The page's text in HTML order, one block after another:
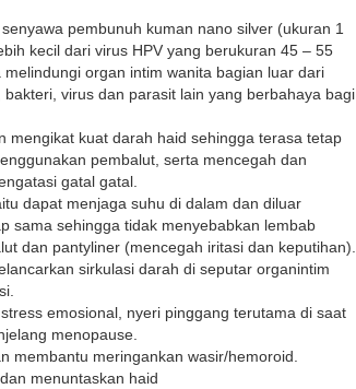
pembunuh kuman nano silver (ukuran 1
kecil dari virus HPV yang berukuran 45 – 55
melindungi organ intim wanita bagian luar dari
bakteri, virus dan parasit lain yang berbahaya bagi
mengikat kuat darah haid sehingga terasa tetap
pembalut, serta mencegah dan
gatal gatal.
dapat menjaga suhu di dalam dan diluar
sama sehingga tidak menyebabkan lembab
dan pantyliner (mencegah iritasi dan keputihan).
sirkulasi darah di seputar organintim
emosional, nyeri pinggang terutama di saat
menopause.
membantu meringankan wasir/hemoroid.
menuntaskan haid